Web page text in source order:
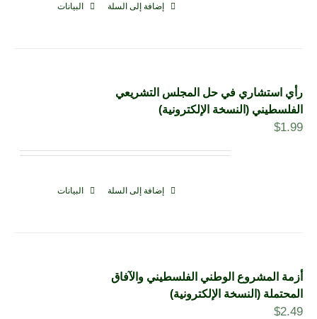
إضافة إلى السلة البيانات
رأي استشاري في حل المجلس التشريعي
الفلسطيني (النسخة الإلكترونية)
$1.99
إضافة إلى السلة البيانات
أزمة المشروع الوطني الفلسطيني والآفاق
المحتملة (النسخة الإلكترونية)
$2.49